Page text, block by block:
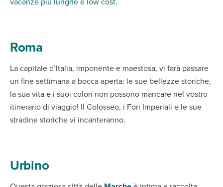
Roma
La capitale d’Italia, imponente e maestosa, vi farà passare
un fine settimana a bocca aperta: le sue bellezze storiche,
la sua vita e i suoi colori non possono mancare nel vostro
itinerario di viaggio! Il Colosseo, i Fori Imperiali e le sue
stradine storiche vi incanteranno.
Urbino